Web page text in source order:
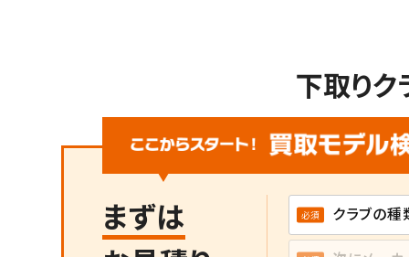
下取りク
まずは